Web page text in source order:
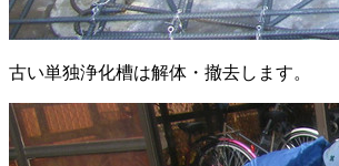
古い単独浄化槽は解体・撤去します。